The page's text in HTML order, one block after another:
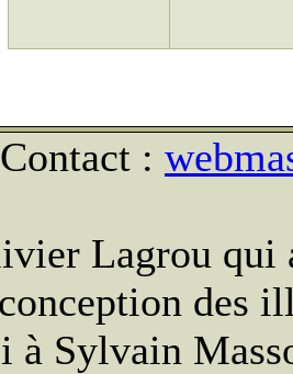
Contact :
Lagrou qui
des
à Sylvain